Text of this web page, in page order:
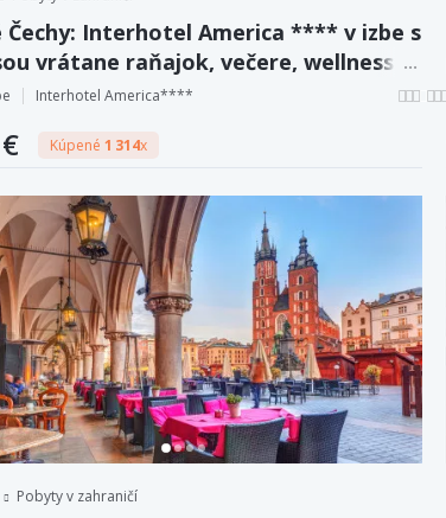
Čechy: Interhotel America **** v izbe s
vrátane raňajok, večere, wellness a
dieťa zadarmo.
Interhotel America****
Kúpené 1 314x
Pobyty v zahraničí